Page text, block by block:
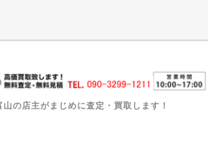
の店主がまじめに査定・買取します！